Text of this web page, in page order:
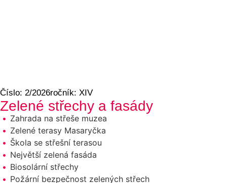
Číslo: 2/2026ročník: XIV
Zelené střechy a fasády
Zahrada na střeše muzea
Zelené terasy Masaryčka
Škola se střešní terasou
Největší zelená fasáda
Biosolární střechy
Požární bezpečnost zelených střech